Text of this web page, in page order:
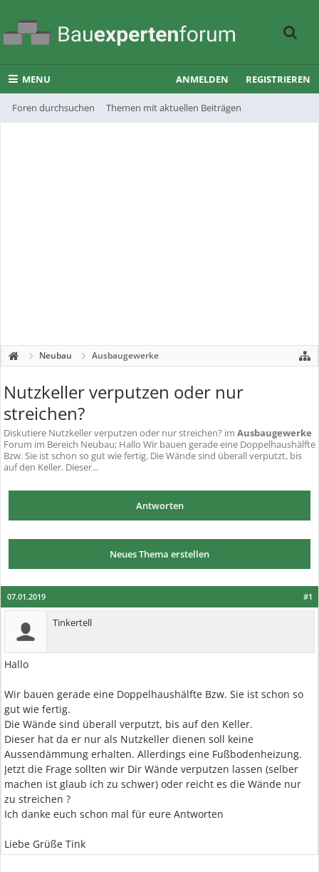
MENU
Foren durchsuchen Themen mit aktuellen Beiträgen
ANMELDEN REGISTRIEREN
Neubau Ausbaugewerke
Nutzkeller verputzen oder nur
streichen?
Diskutiere Nutzkeller verputzen oder nur streichen? im Ausbaugewerke
Forum im Bereich Neubau; Hallo Wir bauen gerade eine Doppelhaushälfte
Bzw. Sie ist schon so gut wie fertig. Die Wände sind überall verputzt, bis
auf den Keller. Dieser...
Antworten
Neues Thema erstellen
#1
07.01.2019
Tinkertell
Hallo
Wir bauen gerade eine Doppelhaushälfte Bzw. Sie ist schon so
gut wie fertig.
Die Wände sind überall verputzt, bis auf den Keller.
Dieser hat da er nur als Nutzkeller dienen soll keine
Aussendämmung erhalten. Allerdings eine Fußbodenheizung.
Jetzt die Frage sollten wir Dir Wände verputzen lassen (selber
machen ist glaub ich zu schwer) oder reicht es die Wände nur
zu streichen ?
Ich danke euch schon mal für eure Antworten
Liebe Grüße Tink